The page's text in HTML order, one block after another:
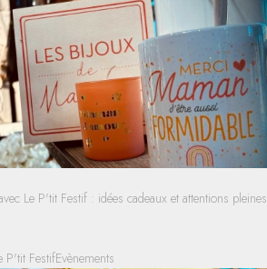
Le P'tit Festif : idées cadeaux et attentions pleines
P'tit FestifEvènements